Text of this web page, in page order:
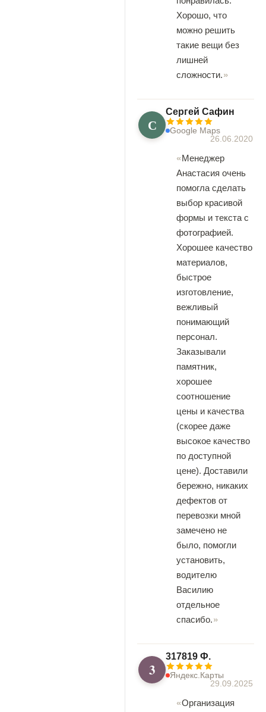
Хорошо, что
можно решить
такие вещи без
лишней
сложности.
С
Сергей Сафин
Google Maps
26.06.2020
Менеджер
Анастасия очень
помогла сделать
выбор красивой
формы и текста с
фотографией.
Хорошее качество
материалов,
быстрое
изготовление,
вежливый
понимающий
персонал.
Заказывали
памятник,
хорошее
соотношение
цены и качества
(скорее даже
высокое качество
по доступной
цене). Доставили
бережно, никаких
дефектов от
перевозки мной
замечено не
было, помогли
установить,
водителю
Василию
отдельное
спасибо.
3
317819 Ф.
Яндекс.Карты
29.09.2025
Организация